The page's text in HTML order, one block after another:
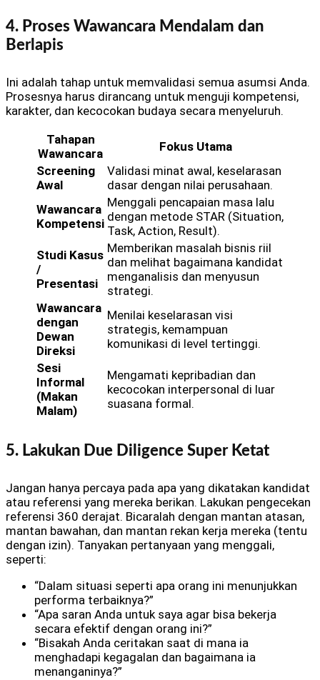
4. Proses Wawancara Mendalam dan
Berlapis
Ini adalah tahap untuk memvalidasi semua asumsi Anda.
Prosesnya harus dirancang untuk menguji kompetensi,
karakter, dan kecocokan budaya secara menyeluruh.
Tahapan
Wawancara
Fokus Utama
Screening
Awal
Validasi minat awal, keselarasan
dasar dengan nilai perusahaan.
Wawancara
Kompetensi
Menggali pencapaian masa lalu
dengan metode STAR (Situation,
Task, Action, Result).
Studi Kasus
/
Presentasi
Memberikan masalah bisnis riil
dan melihat bagaimana kandidat
menganalisis dan menyusun
strategi.
Wawancara
dengan
Dewan
Direksi
Menilai keselarasan visi
strategis, kemampuan
komunikasi di level tertinggi.
Sesi
Informal
(Makan
Malam)
Mengamati kepribadian dan
kecocokan interpersonal di luar
suasana formal.
5. Lakukan Due Diligence Super Ketat
Jangan hanya percaya pada apa yang dikatakan kandidat
atau referensi yang mereka berikan. Lakukan pengecekan
referensi 360 derajat. Bicaralah dengan mantan atasan,
mantan bawahan, dan mantan rekan kerja mereka (tentu
dengan izin). Tanyakan pertanyaan yang menggali,
seperti:
“Dalam situasi seperti apa orang ini menunjukkan
performa terbaiknya?”
“Apa saran Anda untuk saya agar bisa bekerja
secara efektif dengan orang ini?”
“Bisakah Anda ceritakan saat di mana ia
menghadapi kegagalan dan bagaimana ia
menanganinya?”